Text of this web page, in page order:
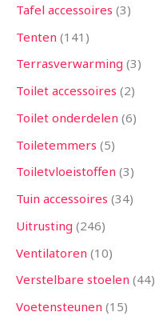
Tafel accessoires 3
Tenten 141
Terrasverwarming 3
Toilet accessoires 2
Toilet onderdelen 6
Toiletemmers 5
Toiletvloeistoffen 3
Tuin accessoires 34
Uitrusting 246
Ventilatoren 10
Verstelbare stoelen 44
Voetensteunen 15